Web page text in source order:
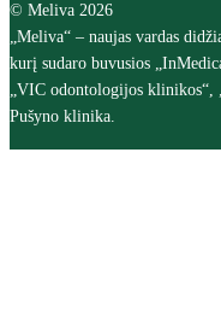
© Meliva 2026
„Meliva“ – naujas vardas
kurį sudaro buvusios
„VIC odontologijos klinikos“,
Pušyno klinika.